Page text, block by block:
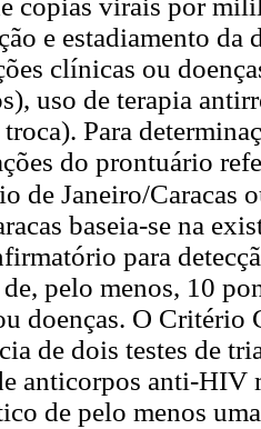
cópias virais por
e estadiamento
clínicas ou
uso de terapia
Para
do prontuário
de Janeiro/Caracas
baseia-se na
para
pelo menos, 10
doenças. O Critério
de dois testes de
anticorpos anti-
de pelo menos